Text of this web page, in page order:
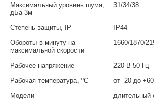
Максимальный уровень шума,
дБа 3м
31/34/38
Степень защиты, IP
IP44
Обороты в минуту на
максимальной скорости
1660/1870/
Рабочее напряжение
220 В 50 Гц
Рабочая температура, ºС
от -20 до +60
Модели
длительный